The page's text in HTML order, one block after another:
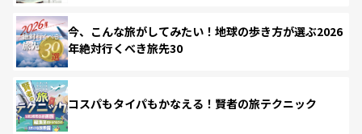
今、こんな旅がしてみたい！地球の歩き方が選ぶ2026
年絶対行くべき旅先30
コスパもタイパもかなえる！賢者の旅テクニック